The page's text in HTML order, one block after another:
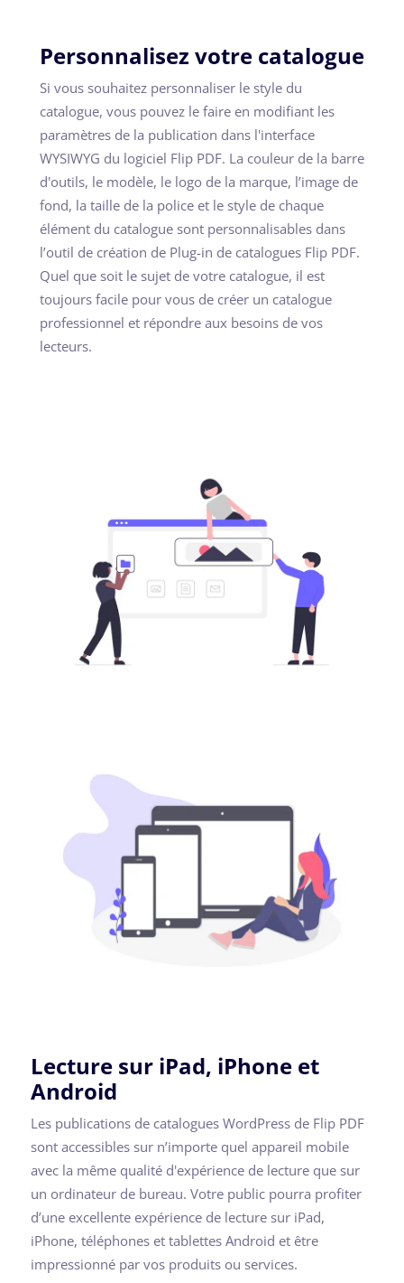
Personnalisez votre catalogue
Si vous souhaitez personnaliser le style du
catalogue, vous pouvez le faire en modifiant les
paramètres de la publication dans l'interface
WYSIWYG du logiciel Flip PDF. La couleur de la barre
d'outils, le modèle, le logo de la marque, l’image de
fond, la taille de la police et le style de chaque
élément du catalogue sont personnalisables dans
l’outil de création de Plug-in de catalogues Flip PDF.
Quel que soit le sujet de votre catalogue, il est
toujours facile pour vous de créer un catalogue
professionnel et répondre aux besoins de vos
lecteurs.
Lecture sur iPad, iPhone et
Android
Les publications de catalogues WordPress de Flip PDF
sont accessibles sur n’importe quel appareil mobile
avec la même qualité d'expérience de lecture que sur
un ordinateur de bureau. Votre public pourra profiter
d’une excellente expérience de lecture sur iPad,
iPhone, téléphones et tablettes Android et être
impressionné par vos produits ou services.